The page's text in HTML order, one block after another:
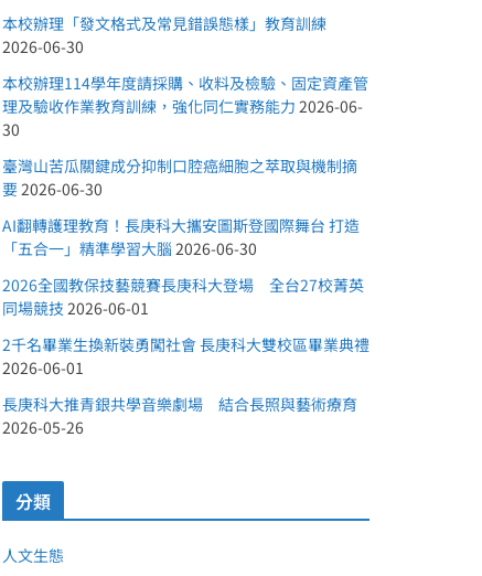
本校辦理「發文格式及常見錯誤態樣」教育訓練
2026-06-30
本校辦理114學年度請採購、收料及檢驗、固定資產管
理及驗收作業教育訓練，強化同仁實務能力 2026-06-
30
臺灣山苦瓜關鍵成分抑制口腔癌細胞之萃取與機制摘
要2026-06-30
AI翻轉護理教育！長庚科大攜安圖斯登國際舞台 打造
「五合一」精準學習大腦 2026-06-30
2026全國教保技藝競賽長庚科大登場 全台27校菁英
同場競技 2026-06-01
2千名畢業生換新裝勇闖社會 長庚科大雙校區畢業典禮
2026-06-01
長庚科大推青銀共學音樂劇場 結合長照與藝術療育
2026-05-26
分類
人文生態